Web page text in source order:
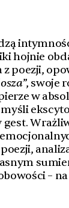
hojnie
poezji,
”, swoje
w
–